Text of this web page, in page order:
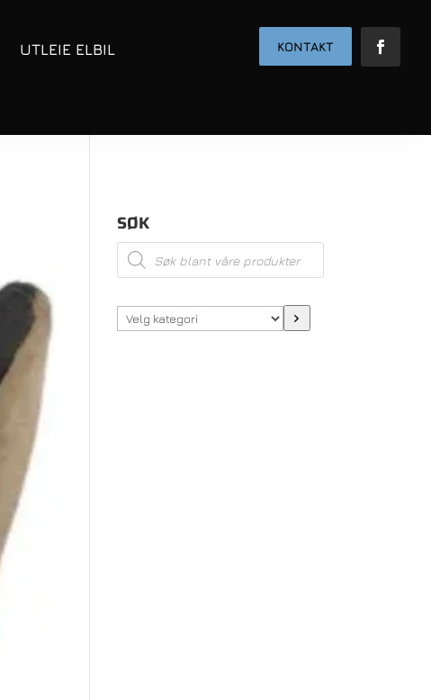
UTLEIE ELBIL
KONTAKT
SØK
Products
search
Velg